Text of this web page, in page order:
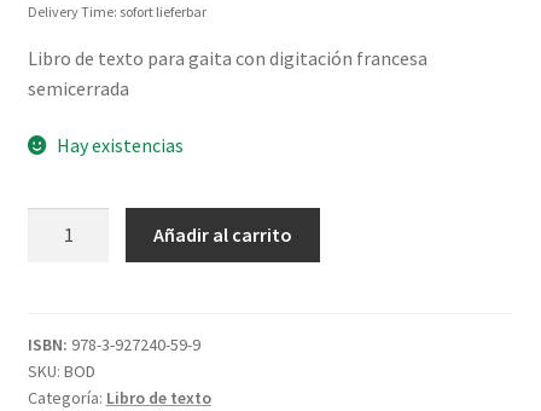
Delivery Time: sofort lieferbar
Libro de texto para gaita con digitación francesa
semicerrada
Hay existencias
Añadir al carrito
ISBN: 978-3-927240-59-9
SKU: BOD
Categoría: Libro de texto